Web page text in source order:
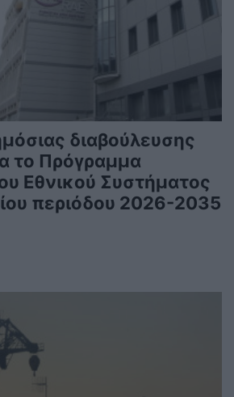
διαβούλευσης
το Πρόγραμμα
Εθνικού Συστήματος
περιόδου 2026-2035